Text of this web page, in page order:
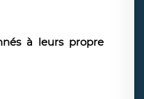
à leurs propre